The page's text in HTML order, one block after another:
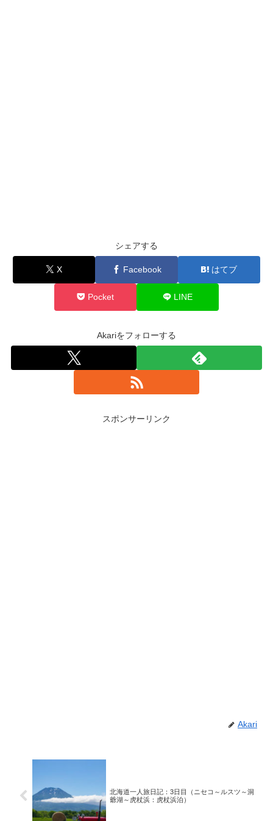
シェアする
X Facebook はてブ
Pocket LINE
Akariをフォローする
スポンサーリンク
Akari
北海道一人旅日記：3日目（ニセコ～ルスツ～洞
爺湖～虎杖浜：虎杖浜泊）